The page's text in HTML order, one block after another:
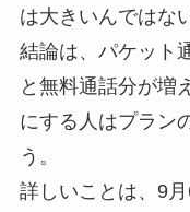
は大きいんではな
結論は、パケット
と無料通話分が増
にする人はプラン
う。
詳しいことは、9